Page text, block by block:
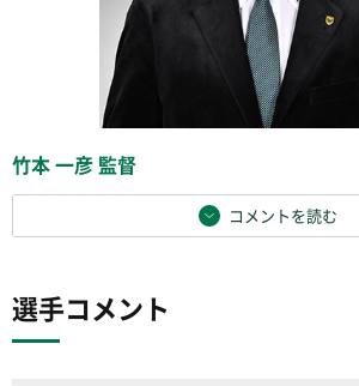
竹本 一彦 監督
コメントを読む
選手コメント